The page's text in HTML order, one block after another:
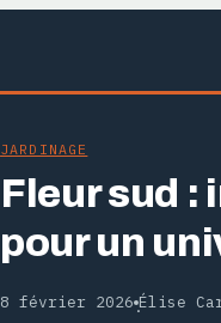
JARDINAGE
Fleur sud
pour un
8 février 2026·Élise